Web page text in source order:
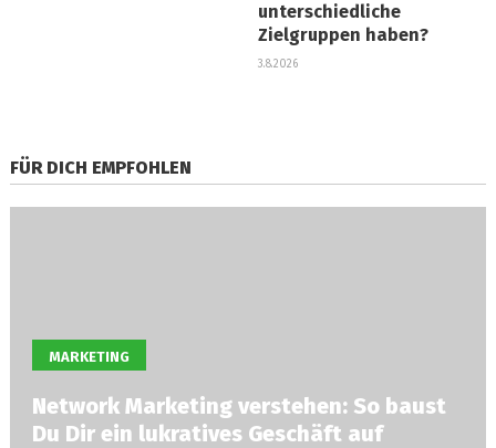
unterschiedliche
Zielgruppen haben?
3.8.2026
FÜR DICH EMPFOHLEN
MARKETING
Network Marketing verstehen: So baust
Du Dir ein lukratives Geschäft auf